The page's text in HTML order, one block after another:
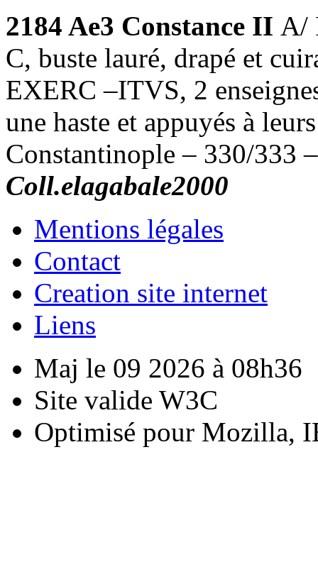
2184 Ae3 Constance II A/
C, buste lauré, drapé et
EXERC –ITVS, 2
une haste et appuyés à
Constantinople – 330/333
Coll.elagabale2000
Mentions légales
Contact
Creation site internet
Liens
Maj le 09 2026 à 08h36
Site valide W3C
Optimisé pour Mozilla,